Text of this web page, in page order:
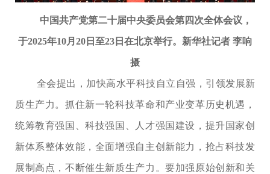
中国共产党第二十届中央委员会第四次全体会议，
于2025年10月20日至23日在北京举行。新华社记者 李响
摄
全会提出，加快高水平科技自立自强，引领发展新
质生产力。抓住新一轮科技革命和产业变革历史机遇，
统筹教育强国、科技强国、人才强国建设，提升国家创
新体系整体效能，全面增强自主创新能力，抢占科技发
展制高点，不断催生新质生产力。要加强原始创新和关